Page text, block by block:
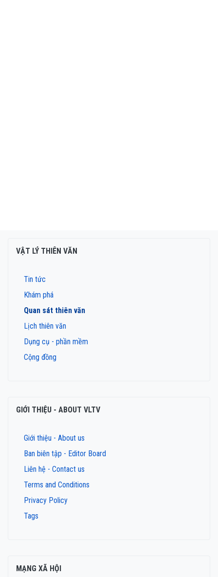
VẬT LÝ THIÊN VĂN
Tin tức
Khám phá
Quan sát thiên văn
Lịch thiên văn
Dụng cụ - phần mềm
Cộng đồng
GIỚI THIỆU - ABOUT VLTV
Giới thiệu - About us
Ban biên tập - Editor Board
Liên hệ - Contact us
Terms and Conditions
Privacy Policy
Tags
MẠNG XÃ HỘI